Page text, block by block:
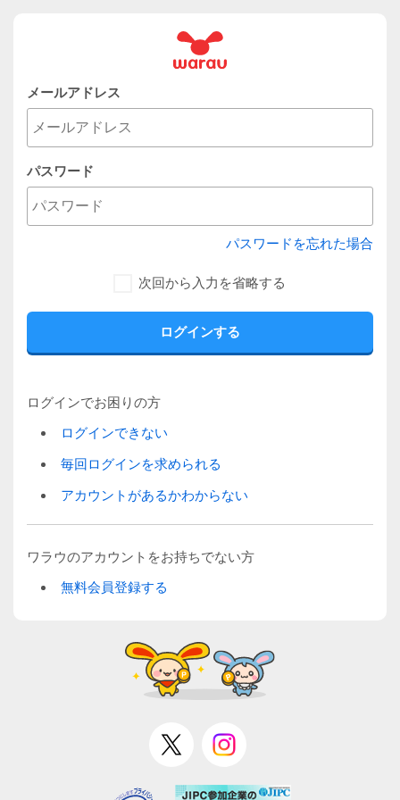
メールアドレス
パスワード
パスワードを忘れた場合
次回から入力を省略する
ログインでお困りの方
ログインできない
毎回ログインを求められる
アカウントがあるかわからない
ワラウのアカウントをお持ちでない方
無料会員登録する